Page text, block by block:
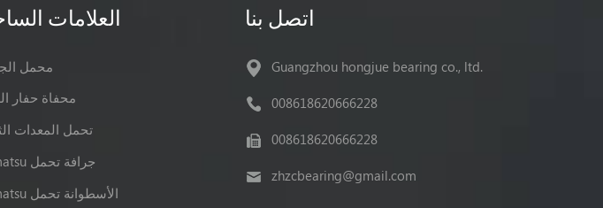
العلامات
محمل
محفاة حفار
تحمل المعدات
Komatsu جرافة تحمل
Komatsu الأسطوانة تحمل
اتصل بنا
Guangzhou hongjue bearing co., ltd.
008618620666228
008618620666228
zhzcbearing@gmail.com